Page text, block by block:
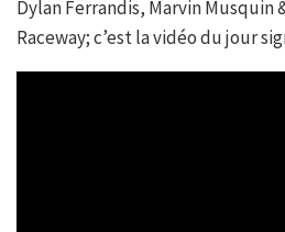
Dylan Ferrandis, Marvin Musquin
Raceway; c’est la vidéo du jour